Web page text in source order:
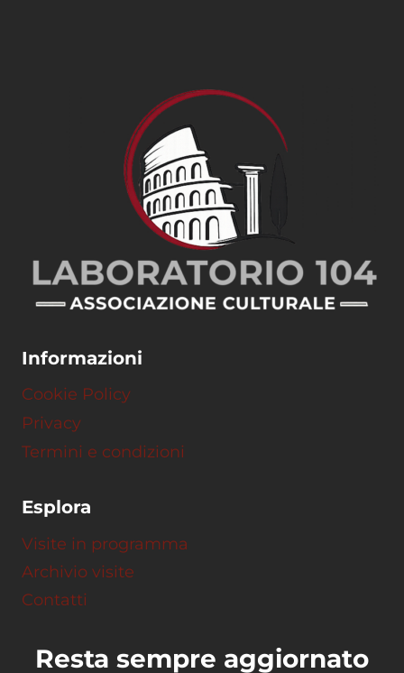
Informazioni
Cookie Policy
Privacy
Termini e condizioni
Esplora
Visite in programma
Archivio visite
Contatti
Resta sempre aggiornato